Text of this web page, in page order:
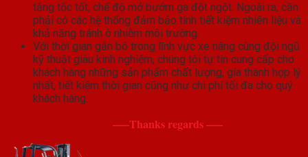
tăng tốc tốt, chế độ mở bướm ga đột ngột. Ngoài ra, cần
phải có các hệ thống đảm bảo tính tiết kiệm nhiên liệu và
khả năng tránh ô nhiễm môi trường.
Với thời gian gắn bó trong lĩnh vực xe nâng cùng đội ngũ
kỹ thuật giàu kinh nghiệm, chúng tôi tự tin cung cấp cho
khách hàng những sản phẩm chất lượng, gía thành hợp lý
nhất, tiết kiệm thời gian cũng như chi phí tối đa cho quý
khách hàng.
—–Thanks regards —–